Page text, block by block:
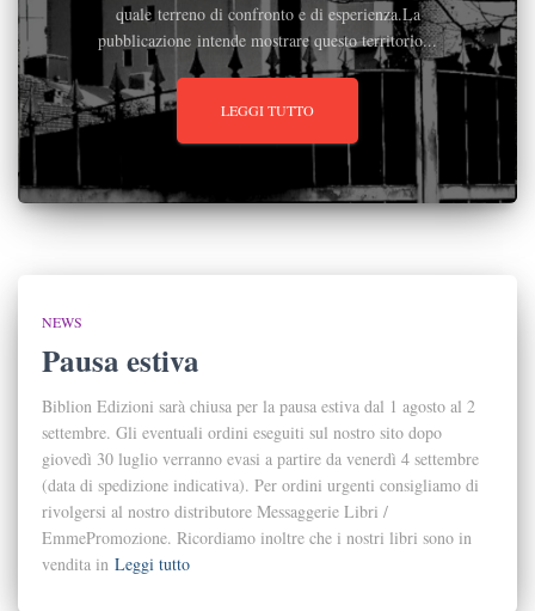
quale terreno di confronto e di esperienza.La
pubblicazione intende mostrare questo territorio...
LEGGI TUTTO
NEWS
Pausa estiva
Biblion Edizioni sarà chiusa per la pausa estiva dal 1 agosto al 2
settembre. Gli eventuali ordini eseguiti sul nostro sito dopo
giovedì 30 luglio verranno evasi a partire da venerdì 4 settembre
(data di spedizione indicativa). Per ordini urgenti consigliamo di
rivolgersi al nostro distributore Messaggerie Libri /
EmmePromozione. Ricordiamo inoltre che i nostri libri sono in
vendita in Leggi tutto